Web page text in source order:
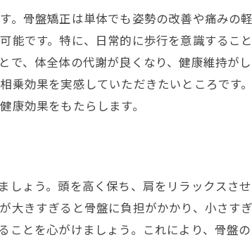
骨盤矯正は単体でも姿勢の改善や痛みの
です。特に、日常的に歩行を意識するこ
、体全体の代謝が良くなり、健康維持が
効果を実感していただきたいところです
康効果をもたらします。
ょう。頭を高く保ち、肩をリラックスさ
きすぎると骨盤に負担がかかり、小さす
とを心がけましょう。これにより、骨盤